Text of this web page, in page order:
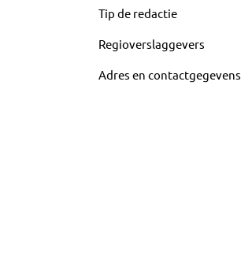
Tip de redactie
Regioverslaggevers
Adres en contactgegevens